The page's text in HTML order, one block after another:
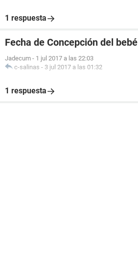
1 respuesta
Fecha de Concepción del bebé
Jadecum - 1 jul 2017 a las 22:03
c-salinas - 3 jul 2017 a las 01:32
1 respuesta